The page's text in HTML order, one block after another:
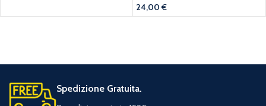
24,00€
Spedizione Gratuita.